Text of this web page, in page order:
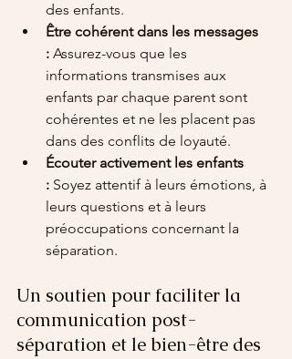
des enfants.
Être cohérent dans les messages
: Assurez-vous que les
informations transmises aux
enfants par chaque parent sont
cohérentes et ne les placent pas
dans des conflits de loyauté.
Écouter activement les enfants
: Soyez attentif à leurs émotions, à
leurs questions et à leurs
préoccupations concernant la
séparation.
Un soutien pour faciliter la
communication post-
séparation et le bien-être des